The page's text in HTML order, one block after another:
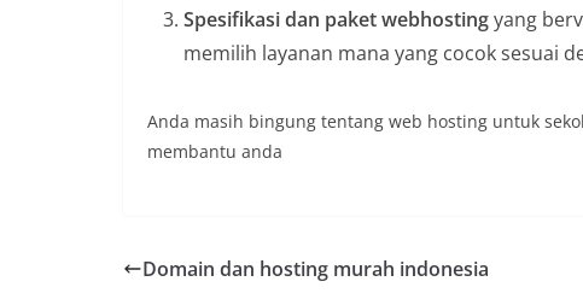
Spesifikasi dan paket webhostingyang
memilih layanan mana yang cocok sesuai
Anda masih bingung tentang web hosting untuk
membantu anda
Domain dan hosting murah indonesia